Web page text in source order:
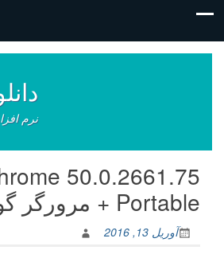
نوشته‌ها
نرم
50.0.2661.75
+ Portable مرورگر گوگل کروم
آوریل 13, 2016